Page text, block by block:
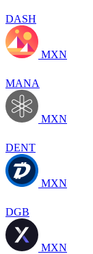
DASH
MXN
MANA
MXN
DENT
MXN
DGB
MXN